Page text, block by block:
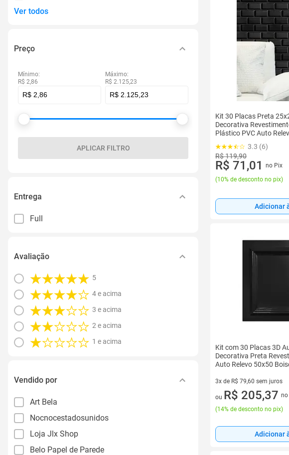
Ver todos
Preço
Mínimo:
R$ 2,86
Máximo:
R$ 2.125,23
APLICAR FILTRO
Entrega
Full
Avaliação
5
4 e acima
3 e acima
2 e acima
1 e acima
Vendido por
Art Bela
Nocnocestadosunidos
Loja Jlx Shop
Belo Papel de Parede
Kit 30 Placas Preta
Decorativa
Plástico PVC Auto
3.3 (6)
R$ 119,90
R$ 71,01
no Pix
(10% de desconto no pix)
Adicionar
Kit com 30 Placas 3D
Decorativa Preta
Auto Relevo 50x50
3x de R$ 79,60 sem juros
3 vez de R$ 79,60 sem juros
ou R$ 205,37 no
(14% de desconto no pix)
Adicionar